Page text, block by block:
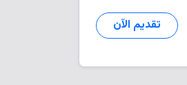
تقديم الآن